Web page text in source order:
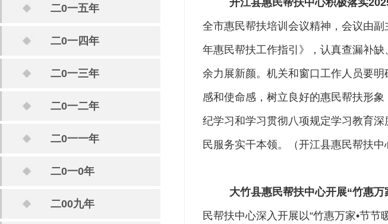
二0一五年
二0一四年
二0一三年
二0一二年
二0一一年
二0一0年
二00九年
开江县惠民帮扶中心积极落实
全市惠民帮扶培训会议精神，会议由
年惠民帮扶工作指引》，认真查漏补
余力展新颜。机关和窗口工作人员要
感和使命感，树立良好的惠民帮扶形
纪学习和学习贯彻八项规定学习教育
民服务实干本领。（开江县惠民帮扶中
大竹县惠民帮扶中心开展“竹惠
民帮扶中心深入开展以“竹惠万家•节